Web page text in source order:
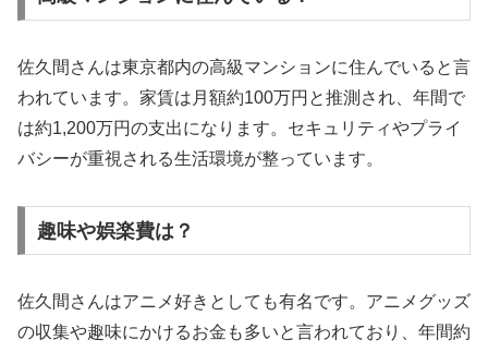
佐久間さんは東京都内の高級マンションに住んでいると言
われています。家賃は月額約100万円と推測され、年間で
は約1,200万円の支出になります。セキュリティやプライ
バシーが重視される生活環境が整っています。
趣味や娯楽費は？
佐久間さんはアニメ好きとしても有名です。アニメグッズ
の収集や趣味にかけるお金も多いと言われており、年間約